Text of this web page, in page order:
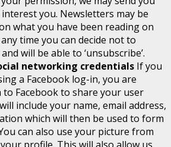
you. Newsletters may be
what you have been reading on
time you can decide not to
will be able to ‘unsubscribe’.
networking credentials If you
a Facebook log-in, you are
Facebook to share your user
include your name, email address,
which will then be used to form
can also use your picture from